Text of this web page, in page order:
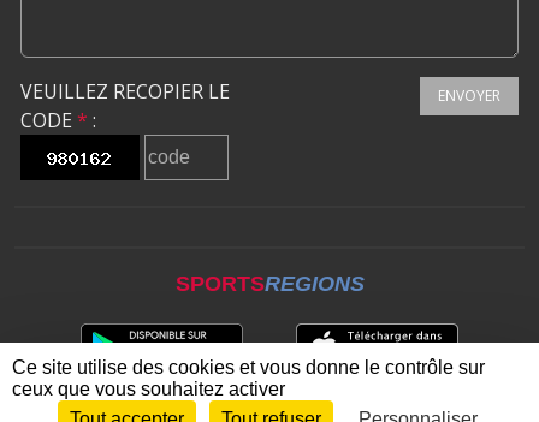
VEUILLEZ RECOPIER LE
CODE * :
ENVOYER
SPORTSREGIONS
Ce site utilise des cookies et vous donne le contrôle sur
ceux que vous souhaitez activer